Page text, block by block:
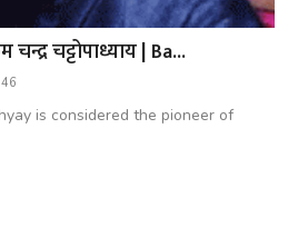
चट्टोपाध्याय | Ba...
46
is considered the pioneer of